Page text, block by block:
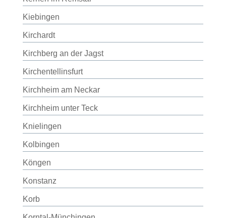
Kiebingen
Kirchardt
Kirchberg an der Jagst
Kirchentellinsfurt
Kirchheim am Neckar
Kirchheim unter Teck
Knielingen
Kolbingen
Köngen
Konstanz
Korb